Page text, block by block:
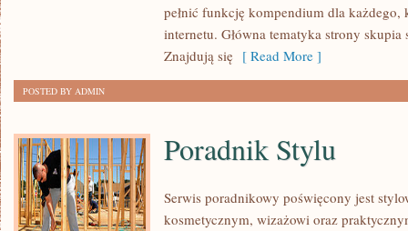
INTERNECIE
pełnić funkcję kompendium dla
internetu. Główna tematyka strony
Znajdują się [ Read More ]
POSTED BY ADMIN
Poradnik Stylu
Serwis poradnikowy poświęcony jest
kosmetycznym, wizażowi oraz